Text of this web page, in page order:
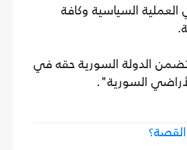
السياسية وكافة
الدولة السورية حقه في
السورية".